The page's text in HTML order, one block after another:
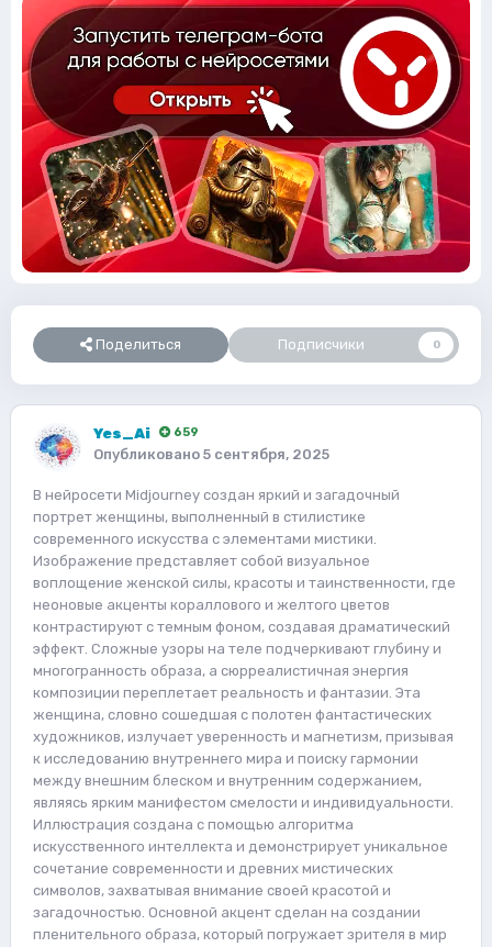
Поделиться Подписчики 0
Yes_Ai 659
Опубликовано 5 сентября, 2025
В нейросети Midjourney создан яркий и загадочный
портрет женщины, выполненный в стилистике
современного искусства с элементами мистики.
Изображение представляет собой визуальное
воплощение женской силы, красоты и таинственности, где
неоновые акценты кораллового и желтого цветов
контрастируют с темным фоном, создавая драматический
эффект. Сложные узоры на теле подчеркивают глубину и
многогранность образа, а сюрреалистичная энергия
композиции переплетает реальность и фантазии. Эта
женщина, словно сошедшая с полотен фантастических
художников, излучает уверенность и магнетизм, призывая
к исследованию внутреннего мира и поиску гармонии
между внешним блеском и внутренним содержанием,
являясь ярким манифестом смелости и индивидуальности.
Иллюстрация создана с помощью алгоритма
искусственного интеллекта и демонстрирует уникальное
сочетание современности и древних мистических
символов, захватывая внимание своей красотой и
загадочностью. Основной акцент сделан на создании
пленительного образа, который погружает зрителя в мир